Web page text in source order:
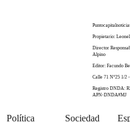
Propietario:
Director
Alpino
Editor: Facundo
Calle 71 N°25 1/2
Registro DNDA:
APN-DNDA#MJ
Política
Sociedad